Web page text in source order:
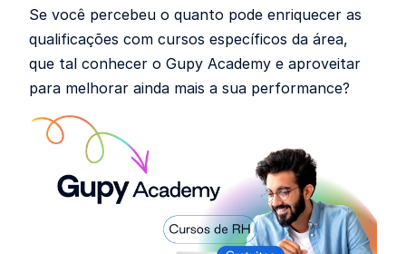
Se você percebeu o quanto pode enriquecer as
qualificações com cursos específicos da área,
que tal conhecer o Gupy Academy e aproveitar
para melhorar ainda mais a sua performance?